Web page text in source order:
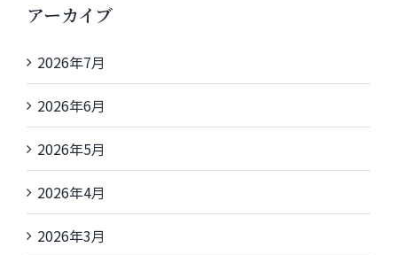
アーカイブ
2026年7月
2026年6月
2026年5月
2026年4月
2026年3月